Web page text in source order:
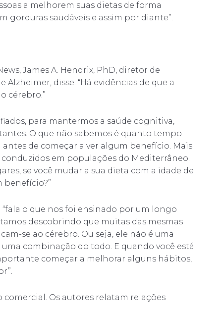
a melhorem suas dietas de forma
gorduras saudáveis ​​e assim por diante”.
James A. Hendrix, PhD, diretor de
disse: “Há evidências de que a
cérebro.”
para mantermos a saúde cognitiva,
O que não sabemos é quanto tempo
de começar a ver algum benefício. Mais
em populações do Mediterrâneo.
se você mudar a sua dieta com a idade de
benefício?”
o que nos foi ensinado por um longo
descobrindo que muitas das mesmas
se ao cérebro. Ou seja, ele não é uma
combinação do todo. E quando você está
começar a melhorar alguns hábitos,
Os autores relatam relações